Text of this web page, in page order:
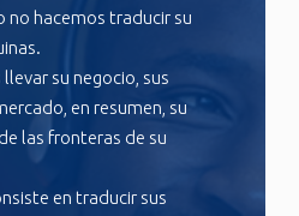
no hacemos traducir su
su negocio, sus
en resumen, su
las fronteras de su
en traducir sus